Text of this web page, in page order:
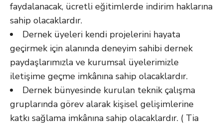
faydalanacak, ücretli eğitimlerde indirim haklarına
sahip olacaklardır.
Dernek üyeleri kendi projelerini hayata
geçirmek için alanında deneyim sahibi dernek
paydaşlarımızla ve kurumsal üyelerimizle
iletişime geçme imkânına sahip olacaklardır.
Dernek bünyesinde kurulan teknik çalışma
gruplarında görev alarak kişisel gelişimlerine
katkı sağlama imkânına sahip olacaklardır. ( Tia